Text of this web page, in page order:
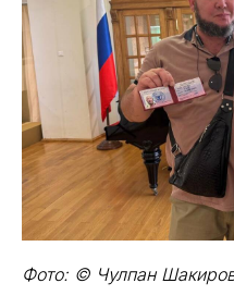
Фото: © Чулпан